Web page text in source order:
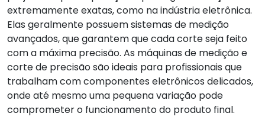
extremamente exatas, como na indústria eletrônica.
Elas geralmente possuem sistemas de medição
avançados, que garantem que cada corte seja feito
com a máxima precisão. As máquinas de medição e
corte de precisão são ideais para profissionais que
trabalham com componentes eletrônicos delicados,
onde até mesmo uma pequena variação pode
comprometer o funcionamento do produto final.